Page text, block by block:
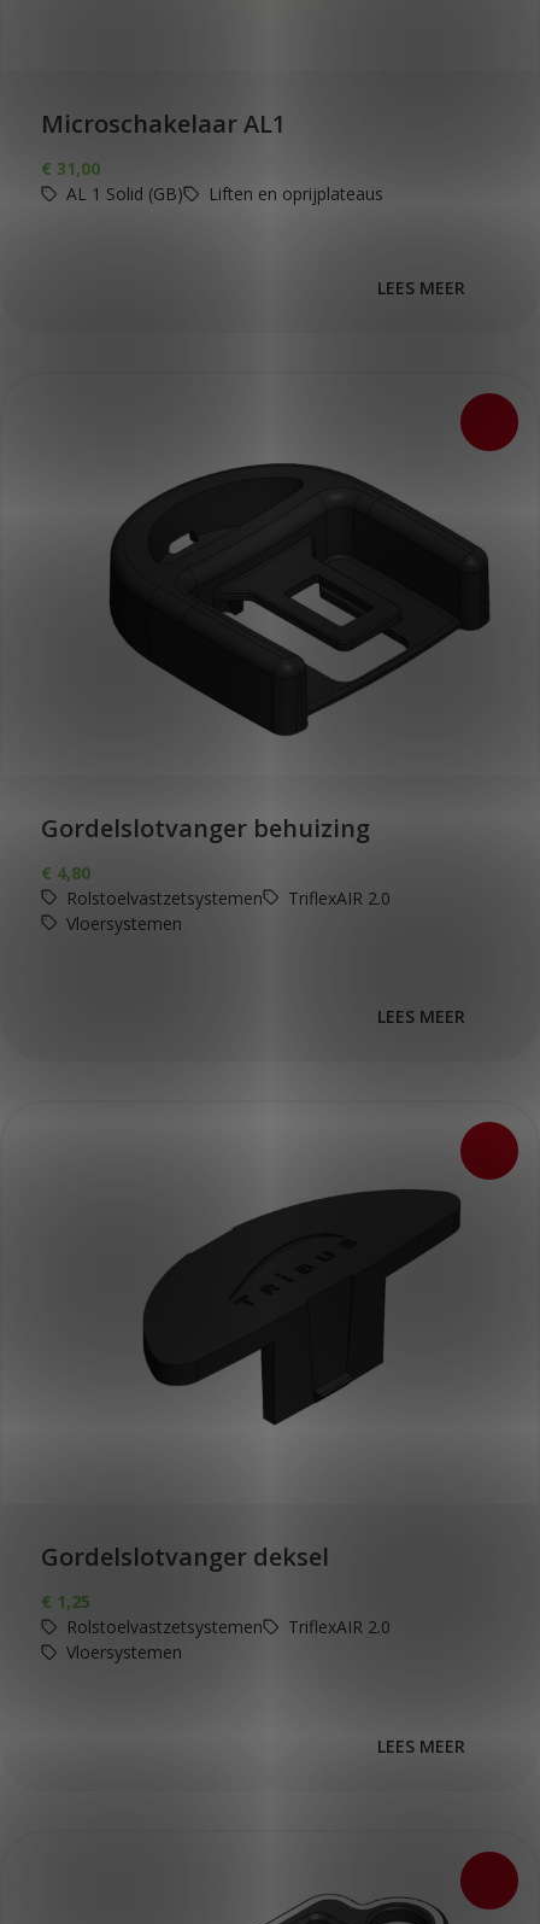
Microschakelaar AL1
€ 31,00
AL 1 Solid (GB)
Liften en oprijplateaus
LEES MEER
Gordelslotvanger behuizing
€ 4,80
Rolstoelvastzetsystemen
TriflexAIR 2.0
Vloersystemen
LEES MEER
Gordelslotvanger deksel
€ 1,25
Rolstoelvastzetsystemen
TriflexAIR 2.0
Vloersystemen
LEES MEER